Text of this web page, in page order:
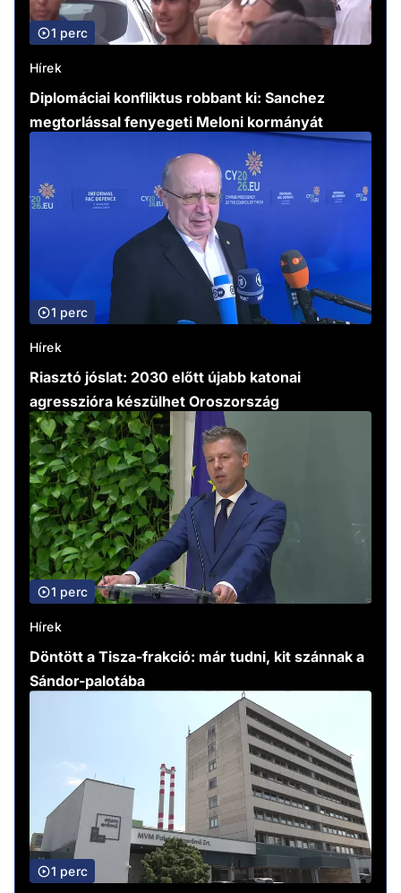
1 perc
Hírek
Diplomáciai konfliktus robbant ki: Sanchez
megtorlással fenyegeti Meloni kormányát
1 perc
Hírek
Riasztó jóslat: 2030 előtt újabb katonai
agresszióra készülhet Oroszország
1 perc
Hírek
Döntött a Tisza-frakció: már tudni, kit szánnak a
Sándor-palotába
1 perc